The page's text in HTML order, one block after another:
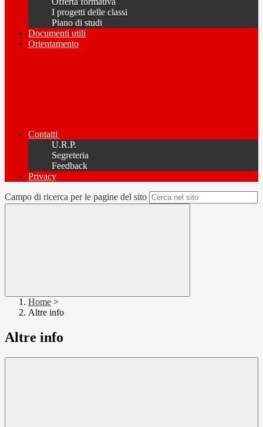
I progetti delle classi
Piano di studi
Documenti utili
Orientamento
Contatti
U.R.P.
Segreteria
Feedback
Privacy
Campo di ricerca per le pagine del sito
Home >
Altre info
Altre info